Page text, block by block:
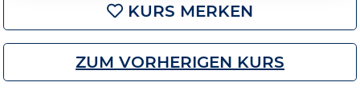
KURS MERKEN
ZUM VORHERIGEN KURS